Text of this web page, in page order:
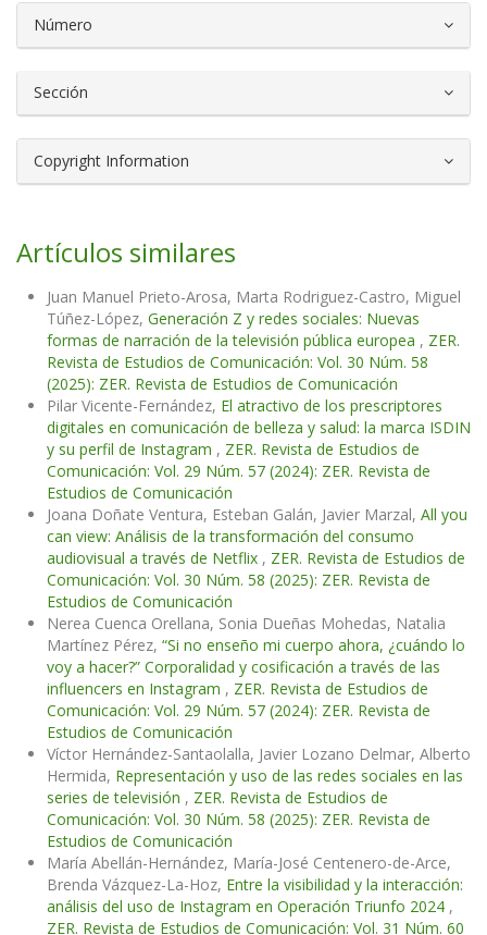
Número
Sección
Copyright Information
Artículos similares
Juan Manuel Prieto-Arosa, Marta Rodriguez-Castro, Miguel
Túñez-López, Generación Z y redes sociales: Nuevas
formas de narración de la televisión pública europea , ZER.
Revista de Estudios de Comunicación: Vol. 30 Núm. 58
(2025): ZER. Revista de Estudios de Comunicación
Pilar Vicente-Fernández, El atractivo de los prescriptores
digitales en comunicación de belleza y salud: la marca ISDIN
y su perfil de Instagram , ZER. Revista de Estudios de
Comunicación: Vol. 29 Núm. 57 (2024): ZER. Revista de
Estudios de Comunicación
Joana Doñate Ventura, Esteban Galán, Javier Marzal, All you
can view: Análisis de la transformación del consumo
audiovisual a través de Netflix , ZER. Revista de Estudios de
Comunicación: Vol. 30 Núm. 58 (2025): ZER. Revista de
Estudios de Comunicación
Nerea Cuenca Orellana, Sonia Dueñas Mohedas, Natalia
Martínez Pérez, “Si no enseño mi cuerpo ahora, ¿cuándo lo
voy a hacer?” Corporalidad y cosificación a través de las
influencers en Instagram , ZER. Revista de Estudios de
Comunicación: Vol. 29 Núm. 57 (2024): ZER. Revista de
Estudios de Comunicación
Víctor Hernández-Santaolalla, Javier Lozano Delmar, Alberto
Hermida, Representación y uso de las redes sociales en las
series de televisión , ZER. Revista de Estudios de
Comunicación: Vol. 30 Núm. 58 (2025): ZER. Revista de
Estudios de Comunicación
María Abellán-Hernández, María-José Centenero-de-Arce,
Brenda Vázquez-La-Hoz, Entre la visibilidad y la interacción:
análisis del uso de Instagram en Operación Triunfo 2024 ,
ZER. Revista de Estudios de Comunicación: Vol. 31 Núm. 60